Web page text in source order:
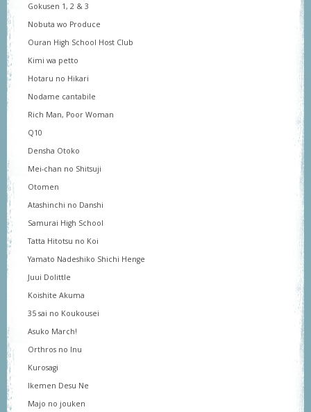
Gokusen 1, 2 & 3
Nobuta wo Produce
Ouran High School Host Club
Kimi wa petto
Hotaru no Hikari
Nodame cantabile
Rich Man, Poor Woman
Q10
Densha Otoko
Mei-chan no Shitsuji
Otomen
Atashinchi no Danshi
Samurai High School
Tatta Hitotsu no Koi
Yamato Nadeshiko Shichi Henge
Juui Dolittle
Koishite Akuma
35 sai no Koukousei
Asuko March!
Orthros no Inu
Kurosagi
Ikemen Desu Ne
Majo no jouken